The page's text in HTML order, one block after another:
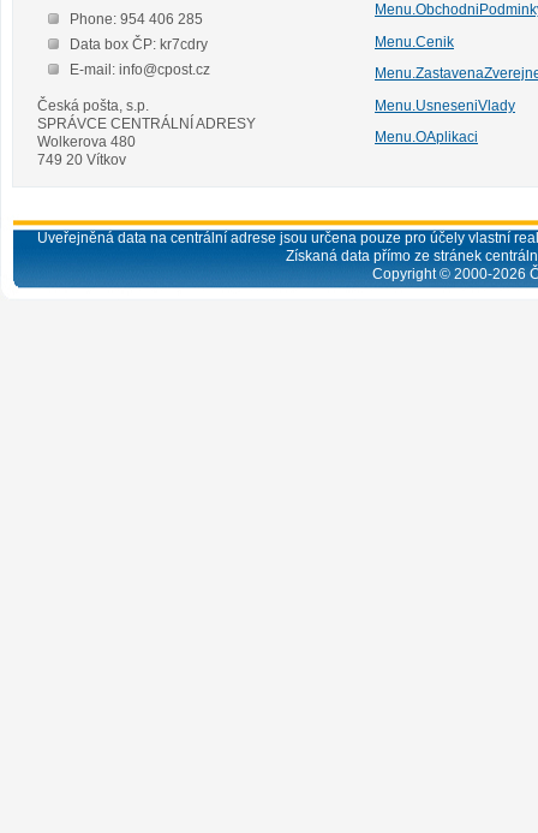
Phone: 954 406 285
Data box ČP: kr7cdry
E-mail: info@cpost.cz
Česká pošta, s.p.
SPRÁVCE CENTRÁLNÍ ADRESY
Wolkerova 480
749 20 Vítkov
Menu.Cenik
Menu.UsneseniVlady
Menu.OAplikaci
Uveřejněná data na centrální adrese jsou určena pouze pro účely vlastní
Získaná data přímo ze stránek
Copyright © 2000-2026